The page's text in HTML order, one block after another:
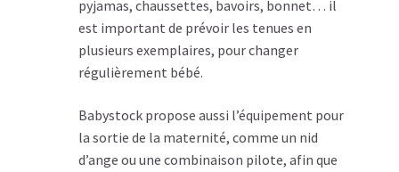
pyjamas, chaussettes, bavoirs, bonnet… il
est important de prévoir les tenues en
plusieurs exemplaires, pour changer
régulièrement bébé.
Babystock propose aussi l’équipement pour
la sortie de la maternité, comme un nid
d’ange ou une combinaison pilote, afin que